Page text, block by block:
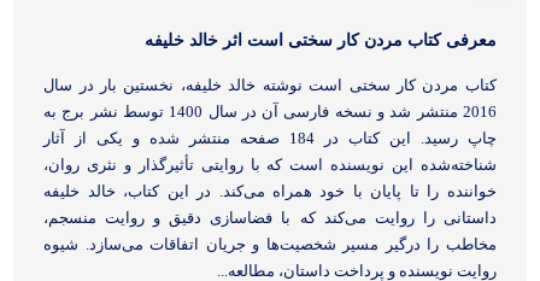
معرفی کتاب مردن کار سختی است اثر خالد خلیفه
کتاب مردن کار سختی است نوشته خالد خلیفه، نخستین بار در سال
2016 منتشر شد و نسخه فارسی آن در سال 1400 توسط نشر برج به
چاپ رسید. این کتاب در 184 صفحه منتشر شده و یکی از آثار
شناخته‌شده این نویسنده است که با روایتی تأثیرگذار و نثری روان،
خواننده را تا پایان با خود همراه می‌کند. در این کتاب، خالد خلیفه
داستانی را روایت می‌کند که با فضاسازی دقیق و روایت منسجم،
مخاطب را درگیر مسیر شخصیت‌ها و جریان اتفاقات می‌سازد. شیوه
روایت نویسنده و پرداخت داستان، مطالعه...